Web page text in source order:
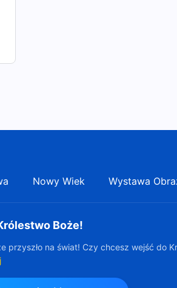
Poznanie Boga
Nowy Wiek Wystawa
Boże!
przyszło na świat! Czy chcesz wejść do